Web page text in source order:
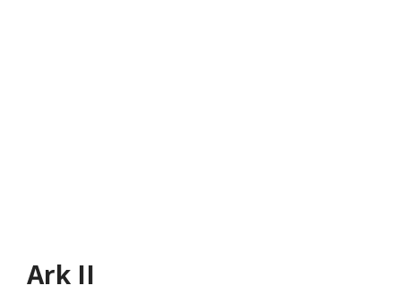
Ark II